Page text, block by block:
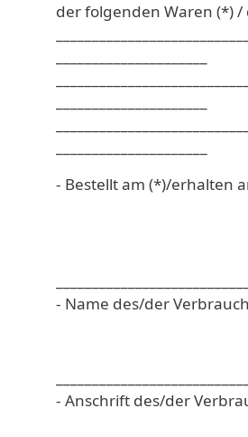
der folgenden Waren (*)
- Bestellt am (*)/erhalten
- Name des/der
- Anschrift des/der